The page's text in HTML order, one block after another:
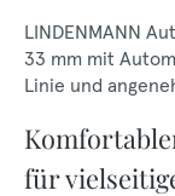
LINDENMANN
33 mm mit
Linie und
für